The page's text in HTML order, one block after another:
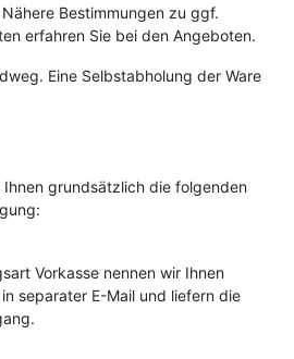
Bestimmungen zu ggf.
erfahren Sie bei den Angeboten.
Eine Selbstabholung der Ware
Ihnen grundsätzlich die folgenden
Vorkasse nennen wir Ihnen
separater E-Mail und liefern die